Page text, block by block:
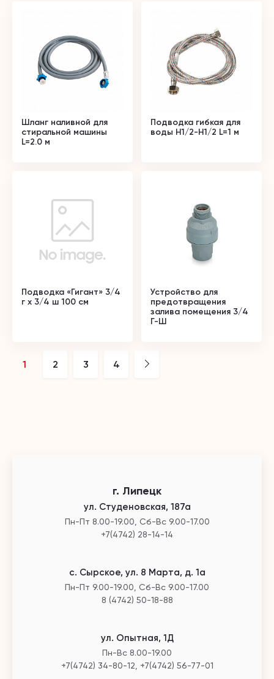
Шланг наливной для
стиральной машины
L=2.0 м
Подводка гибкая для
воды Н1/2-Н1/2 L=1 м
Подводка «Гигант» 3/4
г х 3/4 ш 100 см
Устройство для
предотвращения
залива помещения 3/4
Г-Ш
1 2 3 4
г. Липецк
ул. Студеновская, 187а
Пн-Пт 8.00-19.00, Сб-Вс 9.00-17.00
+7(4742) 28-14-14
с. Сырское, ул. 8 Марта, д. 1а
Пн-Пт 9.00-19.00, Сб-Вс 9.00-17.00
8 (4742) 50-18-88
ул. Опытная, 1Д
Пн-Вс 8.00-19.00
+7(4742) 34-80-12, +7(4742) 56-77-01